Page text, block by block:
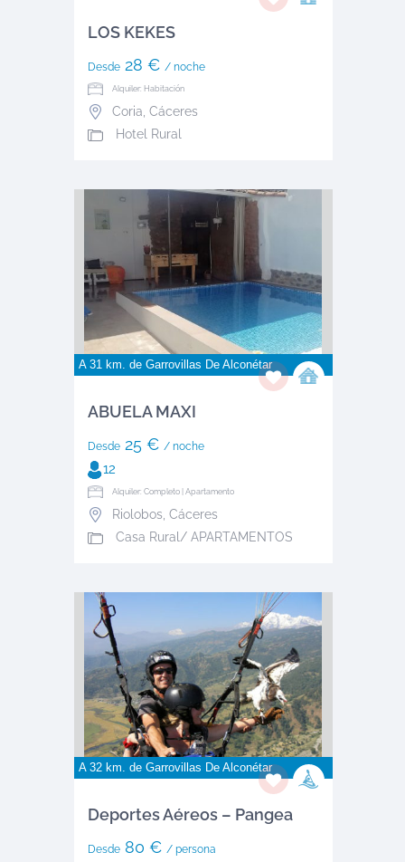
LOS KEKES
Desde28 € / noche
Alquiler: Habitación
Coria Cáceres
Hotel Rural
A 31 km. de Garrovillas De Alconétar
ABUELA MAXI
Desde25 € / noche
12
Alquiler: Completo | Apartamento
Riolobos, Cáceres
Casa Rural/ APARTAMENTOS
A 32 km. de Garrovillas De Alconétar
Deportes Aéreos – Pangea
Desde80 € / persona